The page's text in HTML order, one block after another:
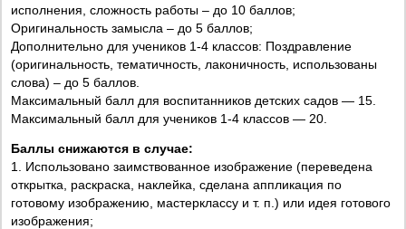
исполнения, сложность работы – до 10 баллов;
Оригинальность замысла – до 5 баллов;
Дополнительно для учеников 1-4 классов: Поздравление
(оригинальность, тематичность, лаконичность, использованы
слова) – до 5 баллов.
Максимальный балл для воспитанников детских садов — 15.
Максимальный балл для учеников 1-4 классов — 20.
Баллы снижаются в случае:
1. Использовано заимствованное изображение (переведена
открытка, раскраска, наклейка, сделана аппликация по
готовому изображению, мастерклассу и т. п.) или идея готового
изображения;